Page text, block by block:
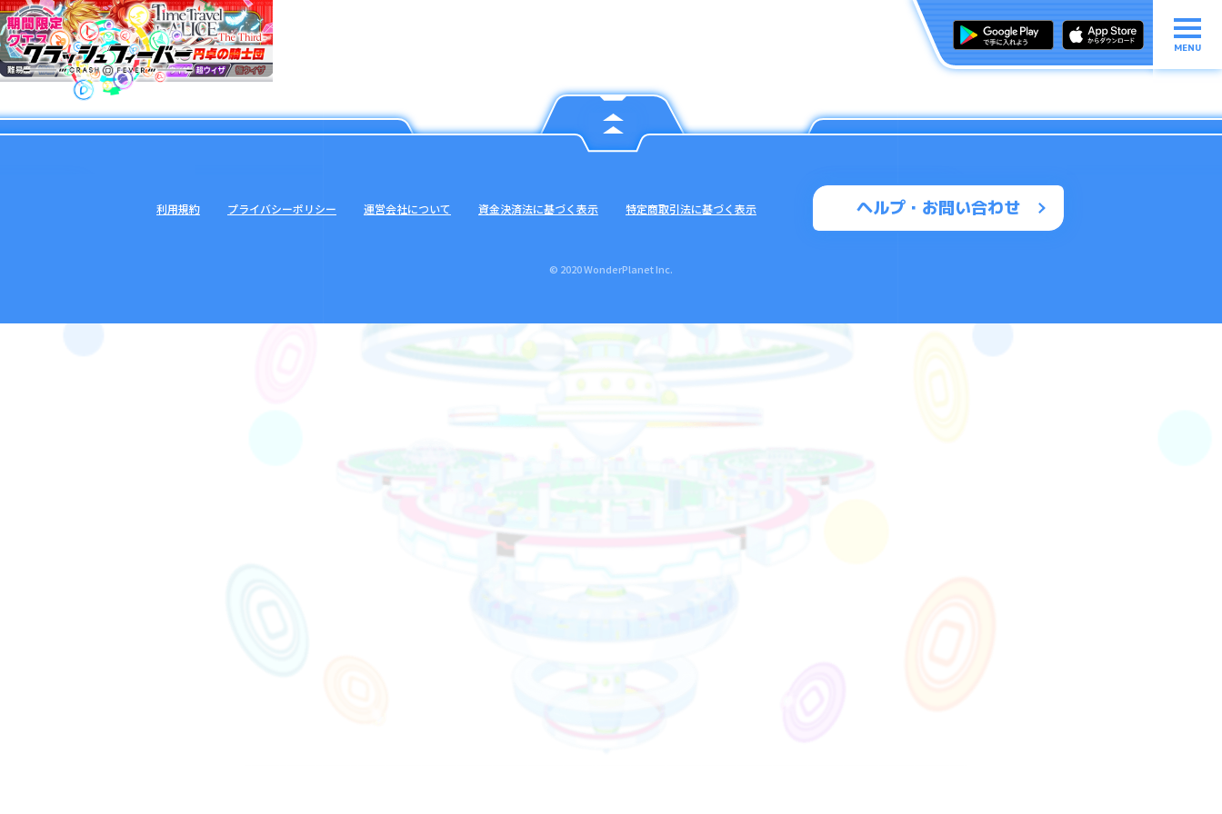
MENU
ヘルプ・お問い合わせ
利用規約 プライバシーポリシー 運営会社について 資金決済法に基づく表示 特定商取引法に基づく表示
© 2020 WonderPlanet Inc.